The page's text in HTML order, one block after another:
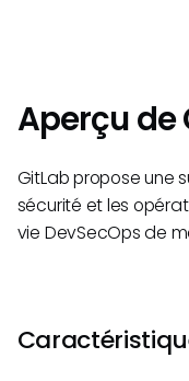
Aperçu de
GitLab propose une
sécurité et les
vie DevSecOps de